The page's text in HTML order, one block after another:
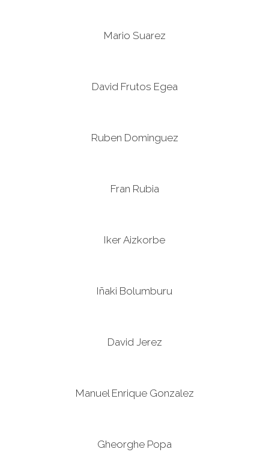
Mario Suarez
David Frutos Egea
Ruben Dominguez
Fran Rubia
Iker Aizkorbe
Iñaki Bolumburu
David Jerez
Manuel Enrique Gonzalez
Gheorghe Popa